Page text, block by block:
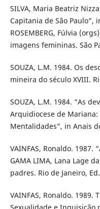
SILVA, Maria Beatriz
Capitania de São Paulo”,
ROSEMBERG, Fúlvia
imagens femininas. São
SOUZA, L.M. 1984. Os
mineira do século XVIII.
SOUZA, L.M. 1984. “As
Arquidiocese de
Mentalidades”, in Anais
VAINFAS, Ronaldo. 1987.
GAMA LIMA, Lana Lage
padres. Rio de Janeiro,
VAINFAS, Ronaldo. 1989.